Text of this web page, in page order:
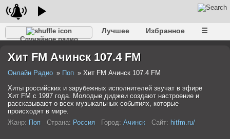
Случайное радио
Лучшее Избранное ☰
Хит FM Ачинск 107.4 FM
Онлайн Радио Поп
Хит FM Ачинск 107.4 FM
Хиты российских и зарубежных исполнителей звучат в эфире
Хит FM с 1997 года. Молодые диджеи создают настроение и
рассказывают о всех музыкальных событиях, которые
происходят в мире.
Жанр: Поп Страна: Россия Город: Ачинск Сайт: hitfm.ru/